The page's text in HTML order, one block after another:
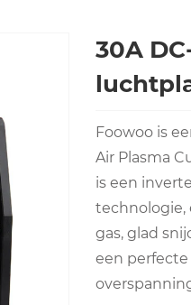
30A
Foowoo is
Air Plasma
is een
technologie,
gas, glad
een